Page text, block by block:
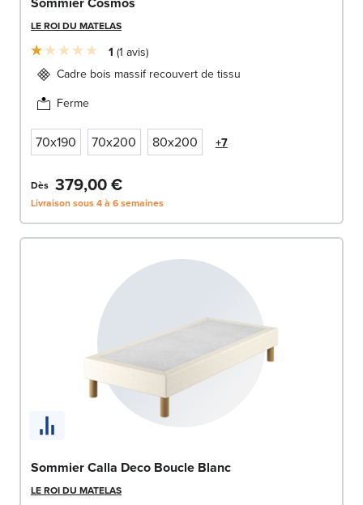
LE ROI DU MATELAS
1 1 avis
Cadre bois massif recouvert de tissu
Ferme
70x190 70x200 80x200 +7
Dès 379,00 €
Livraison sous 4 à 6 semaines
Sommier Calla Deco Boucle Blanc
LE ROI DU MATELAS